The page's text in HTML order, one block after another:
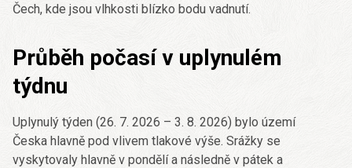
Čech, kde jsou vlhkosti blízko bodu vadnutí.
Průběh počasí v uplynulém
týdnu
Uplynulý týden (26. 7. 2026 – 3. 8. 2026) bylo území
Česka hlavně pod vlivem tlakové výše. Srážky se
vyskytovaly hlavně v pondělí a následně v pátek a